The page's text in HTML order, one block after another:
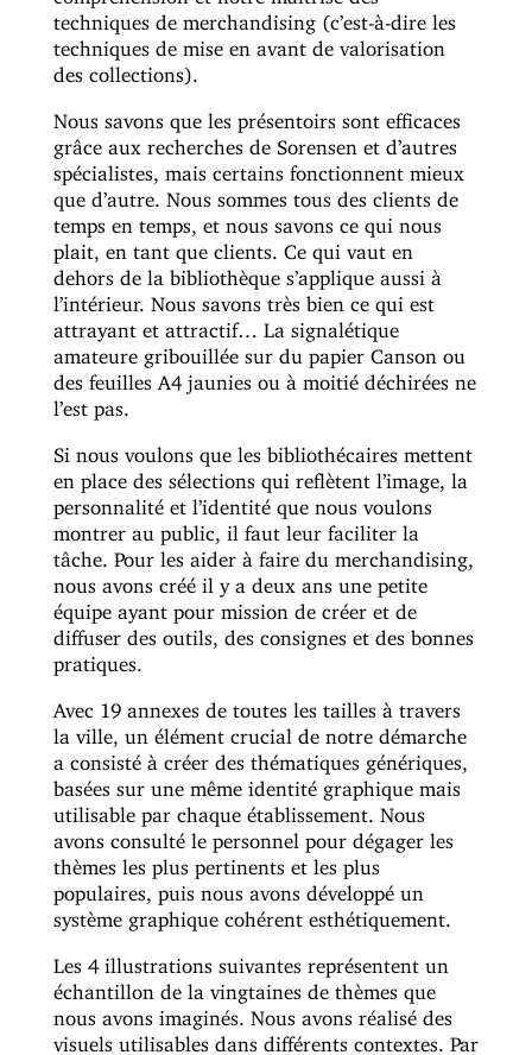
techniques de merchandising (c’est-à-dire les
techniques de mise en avant de valorisation
des collections).
Nous savons que les présentoirs sont efficaces
grâce aux recherches de Sorensen et d’autres
spécialistes, mais certains fonctionnent mieux
que d’autre. Nous sommes tous des clients de
temps en temps, et nous savons ce qui nous
plait, en tant que clients. Ce qui vaut en
dehors de la bibliothèque s’applique aussi à
l’intérieur. Nous savons très bien ce qui est
attrayant et attractif… La signalétique
amateure gribouillée sur du papier Canson ou
des feuilles A4 jaunies ou à moitié déchirées ne
l’est pas.
Si nous voulons que les bibliothécaires mettent
en place des sélections qui reflètent l’image, la
personnalité et l’identité que nous voulons
montrer au public, il faut leur faciliter la
tâche. Pour les aider à faire du merchandising,
nous avons créé il y a deux ans une petite
équipe ayant pour mission de créer et de
diffuser des outils, des consignes et des bonnes
pratiques.
Avec 19 annexes de toutes les tailles à travers
la ville, un élément crucial de notre démarche
a consisté à créer des thématiques génériques,
basées sur une même identité graphique mais
utilisable par chaque établissement. Nous
avons consulté le personnel pour dégager les
thèmes les plus pertinents et les plus
populaires, puis nous avons développé un
système graphique cohérent esthétiquement.
Les 4 illustrations suivantes représentent un
échantillon de la vingtaines de thèmes que
nous avons imaginés. Nous avons réalisé des
visuels utilisables dans différents contextes. Par